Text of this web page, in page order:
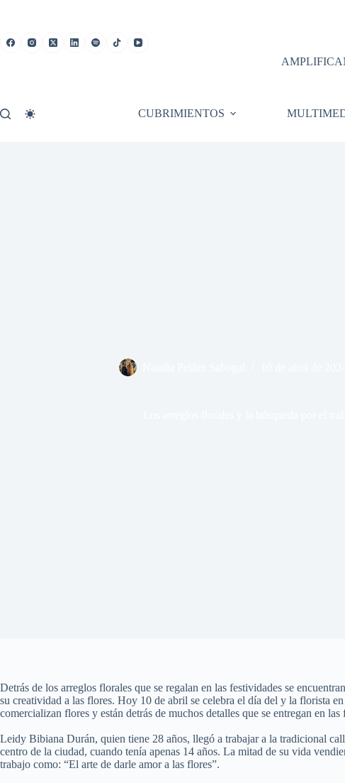
CUBRIMIENTOS
Detrás de los arreglos florales que se regalan en las festividades se
su creatividad a las flores. Hoy 10 de abril se celebra el día del y la florista
comercializan flores y están detrás de muchos detalles que se entregan en las
Leidy Bibiana Durán, quien tiene 28 años, llegó a trabajar a la tradicional
centro de la ciudad, cuando tenía apenas 14 años. La mitad de su vida
trabajo como: “El arte de darle amor a las flores”.